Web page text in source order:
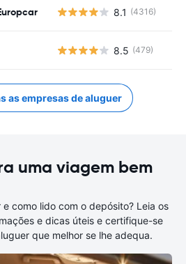
8.1 (4316)
8.5 (479)
as empresas de aluguer
uma viagem bem
como lido com o depósito? Leia os
e dicas úteis e certifique-se
que melhor se lhe adequa.